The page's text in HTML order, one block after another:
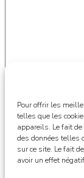
Pour offrir les
telles que les
appareils. Le fait
des données telles
sur ce site. Le fait
avoir un effet
Nom*